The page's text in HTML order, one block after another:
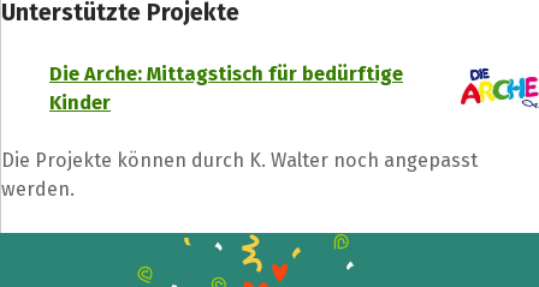
Unterstützte Projekte
Die Arche: Mittagstisch für bedürftige
Kinder
Die Projekte können durch K. Walter noch angepasst
werden.
Teile die Spendenaktion
Hilf mit noch mehr Spenden zu sammeln!